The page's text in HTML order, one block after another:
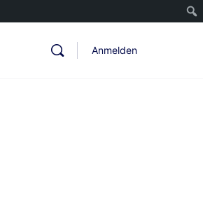
Anmelden